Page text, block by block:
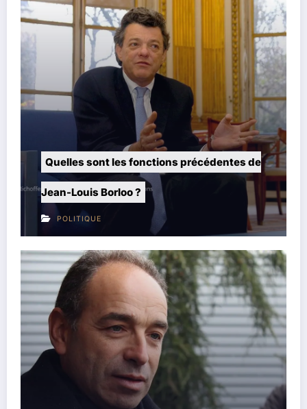
fonctions précédentes de
?
Matthieu Pigasse
fortune du
gauche ?
POLITIQUE